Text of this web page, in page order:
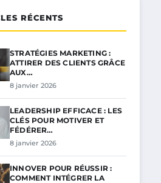
RÉCENTS
STRATÉGIES MARKETING :
ATTIRER DES CLIENTS GRÂCE
AUX…
8 janvier 2026
LEADERSHIP EFFICACE : LES
CLÉS POUR MOTIVER ET
FÉDÉRER…
8 janvier 2026
INNOVER POUR RÉUSSIR :
COMMENT INTÉGRER LA